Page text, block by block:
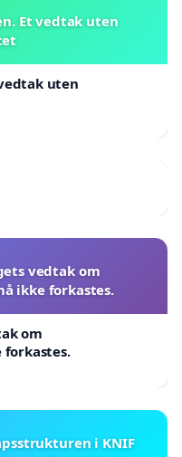
Et vedtak uten
uten
vedtak om
ikke forkastes.
om
i KNIF